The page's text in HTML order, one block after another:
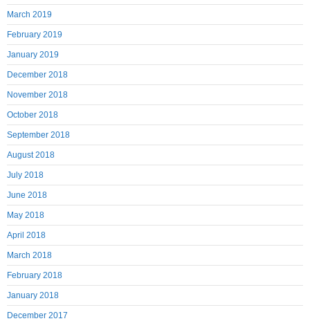
March 2019
February 2019
January 2019
December 2018
November 2018
October 2018
September 2018
August 2018
July 2018
June 2018
May 2018
April 2018
March 2018
February 2018
January 2018
December 2017